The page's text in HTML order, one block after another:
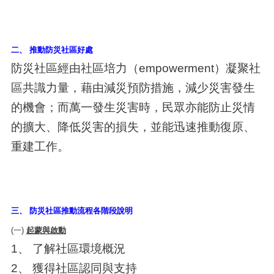
二、 推動防災社區好處
防災社區經由社區培力（empowerment）凝聚社
區共識力量，藉由減災預防措施，減少災害發生
的機會；而萬一發生災害時，民眾亦能防止災情
的擴大、降低災害的損失，並能迅速推動復原、
重建工作。
三、 防災社區推動流程各階段說明
(一) 起蒙與啟動
1、 了解社區環境概況
2、 獲得社區認同與支持